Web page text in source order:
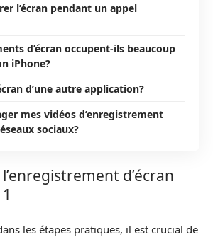
l’écran pendant un appel
d’écran occupent-ils beaucoup
iPhone?
d’une autre application?
mes vidéos d’enregistrement
sociaux?
d’écran
les étapes pratiques, il est crucial de